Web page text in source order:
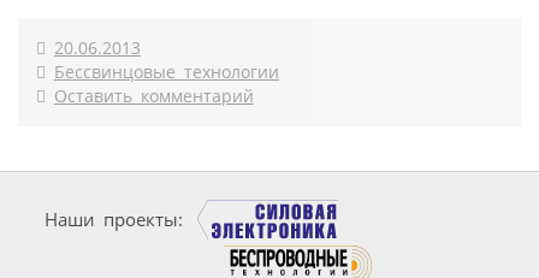
20.06.2013
Бессвинцовые технологии
Оставить комментарий
Наши проекты: